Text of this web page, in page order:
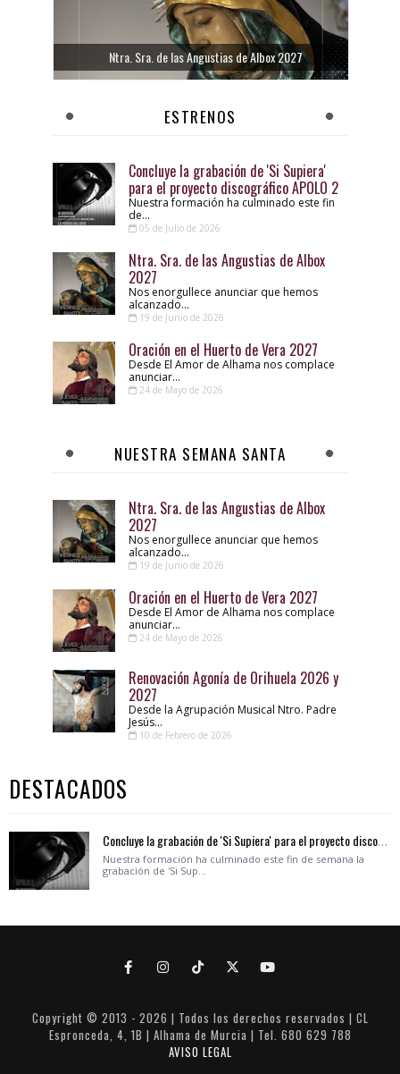
Ntra. Sra. de las Angustias de Albox 2027
ESTRENOS
Concluye la grabación de 'Si Supiera'
para el proyecto discográfico APOLO 2
Nuestra formación ha culminado este fin
de...
05 de Julio de 2026
Ntra. Sra. de las Angustias de Albox
2027
Nos enorgullece anunciar que hemos
alcanzado...
19 de Junio de 2026
Oración en el Huerto de Vera 2027
Desde El Amor de Alhama nos complace
anunciar...
24 de Mayo de 2026
NUESTRA SEMANA SANTA
Ntra. Sra. de las Angustias de Albox
2027
Nos enorgullece anunciar que hemos
alcanzado...
19 de Junio de 2026
Oración en el Huerto de Vera 2027
Desde El Amor de Alhama nos complace
anunciar...
24 de Mayo de 2026
Renovación Agonía de Orihuela 2026 y
2027
Desde la Agrupación Musical Ntro. Padre
Jesús...
10 de Febrero de 2026
DESTACADOS
Concluye la grabación de 'Si Supiera' para el proyecto discográfico APOLO 2
Nuestra formación ha culminado este fin de semana la
grabación de 'Si Sup...
Copyright © 2013 - 2026 | Todos los derechos reservados | CL
Espronceda, 4, 1B | Alhama de Murcia | Tel. 680 629 788
AVISO LEGAL